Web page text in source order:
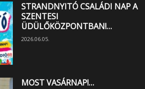
STRANDNYITÓ CSALÁDI NAP A
SZENTESI
ÜDÜLŐKÖZPONTBAN!…
2026.06.05.
MOST VASÁRNAP!…